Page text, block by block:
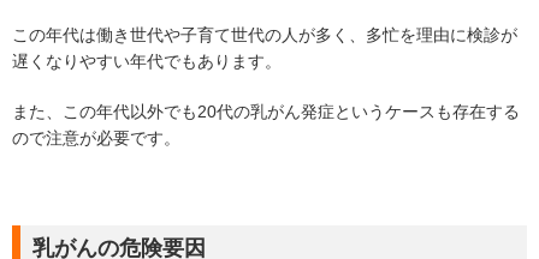
この年代は働き世代や子育て世代の人が多く、多忙を理由に検診が
遅くなりやすい年代でもあります。
また、この年代以外でも20代の乳がん発症というケースも存在する
ので注意が必要です。
乳がんの危険要因